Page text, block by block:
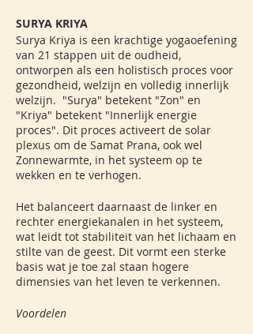
SURYA KRIYA
Surya Kriya is een krachtige yogaoefening
van 21 stappen uit de oudheid,
ontworpen als een holistisch proces voor
gezondheid, welzijn en volledig innerlijk
welzijn. "Surya" betekent "Zon" en
"Kriya" betekent "Innerlijk energie
proces". Dit proces activeert de solar
plexus om de Samat Prana, ook wel
Zonnewarmte, in het systeem op te
wekken en te verhogen.
Het balanceert daarnaast de linker en
rechter energiekanalen in het systeem,
wat leidt tot stabiliteit van het lichaam en
stilte van de geest. Dit vormt een sterke
basis wat je toe zal staan hogere
dimensies van het leven te verkennen.
Voordelen